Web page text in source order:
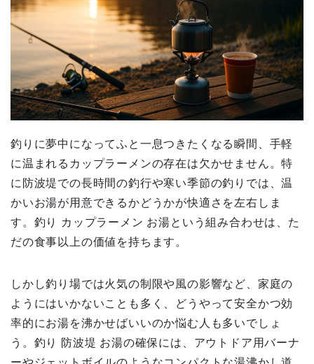
釣りに夢中になってふと一息つきたくなる瞬間、手軽
に温まれるカップラーメンの存在は欠かせません。特
に防波堤での長時間の釣行や寒い季節の釣りでは、温
かいお湯が用意できるかどうかが快適さを左右しま
す。釣り カップラーメン お湯という組み合わせは、た
だの食事以上の価値を持ちます。
しかし釣り場では火気の制限や風の影響など、家庭の
ようにはいかないことも多く、どうやって安全かつ効
率的にお湯を沸かせばいいのか悩む人も多いでしょ
う。釣り 防波堤 お湯の確保には、アウトドア用バーナ